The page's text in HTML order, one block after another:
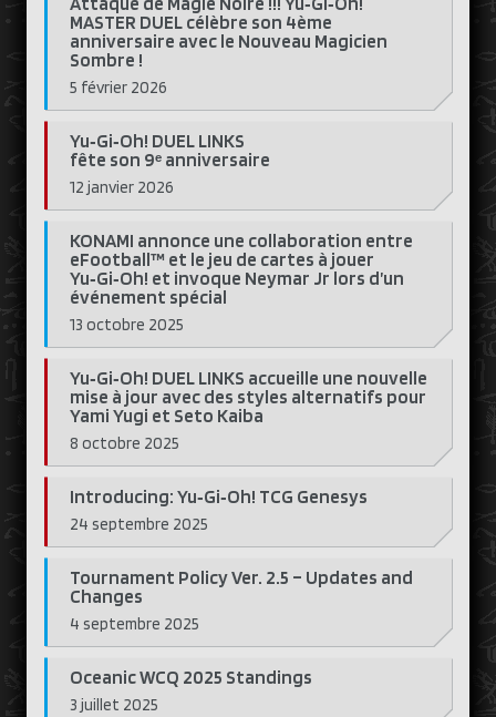
MASTER DUEL célèbre son 4ème
anniversaire avec le Nouveau Magicien
Sombre !
5 février 2026
Yu‑Gi‑Oh! DUEL LINKS
fête son 9ᵉ anniversaire
12 janvier 2026
KONAMI annonce une collaboration entre
eFootball™ et le jeu de cartes à jouer
Yu‑Gi‑Oh! et invoque Neymar Jr lors d’un
événement spécial
13 octobre 2025
Yu‑Gi‑Oh! DUEL LINKS accueille une nouvelle
mise à jour avec des styles alternatifs pour
Yami Yugi et Seto Kaiba
8 octobre 2025
Introducing: Yu‑Gi‑Oh! TCG Genesys
24 septembre 2025
Tournament Policy Ver. 2.5 – Updates and
Changes
4 septembre 2025
Oceanic WCQ 2025 Standings
3 juillet 2025